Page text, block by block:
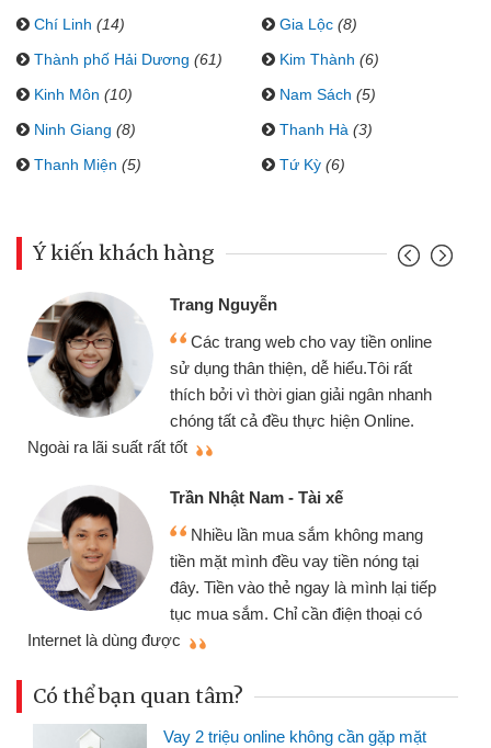
Chí Linh (14) Gia Lộc (8)
Thành phố Hải Dương (61) Kim Thành (6)
Kinh Môn (10) Nam Sách (5)
Ninh Giang (8) Thanh Hà (3)
Thanh Miện (5) Tứ Kỳ (6)
Ý kiến khách hàng
Trang Nguyễn
Các trang web cho vay tiền online
sử dụng thân thiện, dễ hiểu.Tôi rất
thích bởi vì thời gian giải ngân nhanh
chóng tất cả đều thực hiện Online.
Ngoài ra lãi suất rất tốt
Trần Nhật Nam - Tài xế
Nhiều lần mua sắm không mang
tiền mặt mình đều vay tiền nóng tại
đây. Tiền vào thẻ ngay là mình lại tiếp
tục mua sắm. Chỉ cần điện thoại có
Internet là dùng được
Có thể bạn quan tâm?
Vay 2 triệu online không cần gặp mặt